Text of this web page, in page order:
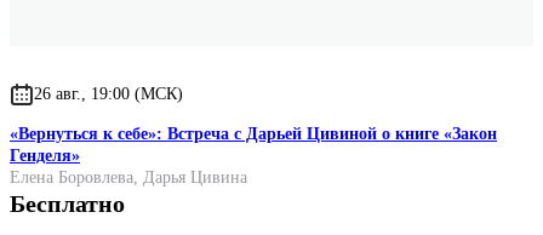
26 авг., 19:00 (МСК)
«Вернуться к себе»: Встреча с Дарьей Цивиной о книге «Закон
Генделя»
Елена Боровлева, Дарья Цивина
Бесплатно